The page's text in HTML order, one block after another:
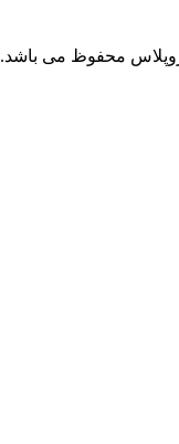
محفوظ می باشد.